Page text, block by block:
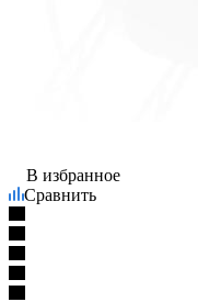
В избранное
Сравнить